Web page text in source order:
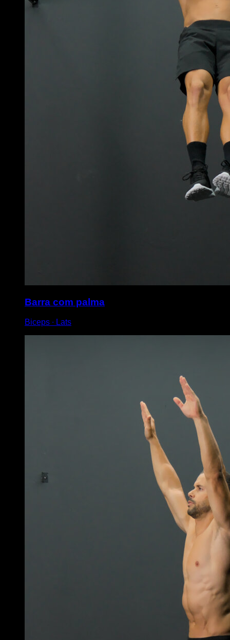
Barra com palma
Biceps ∙ Lats